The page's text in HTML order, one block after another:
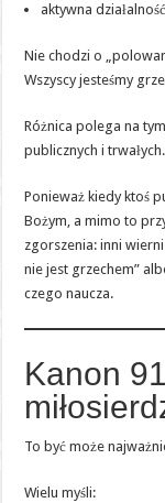
aktywna
Nie chodzi o
Wszyscy jesteśmy
Różnica polega na
publicznych i trwałych.
Ponieważ kiedy ktoś
Bożym, a mimo to
zgorszenia: inni
nie jest grzechem”
czego naucza.
Kanon
To być może
Wielu myśli: